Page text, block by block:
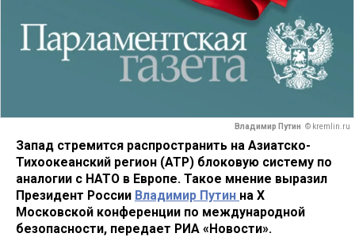
Владимир Путин © kremlin.ru
Запад стремится распространить на Азиатско-
Тихоокеанский регион (АТР) блоковую систему по
аналогии с НАТО в Европе. Такое мнение выразил
Президент России Владимир Путин на X
Московской конференции по международной
безопасности, передает РИА «Новости».